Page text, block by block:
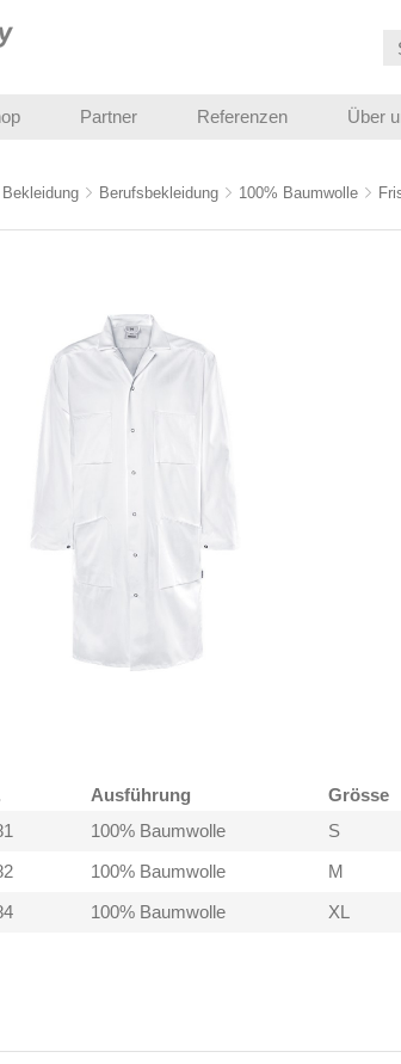
Partner Referenzen Über
Bekleidung Berufsbekleidung 100% Baumwolle
Ausführung Grösse
100% Baumwolle S
100% Baumwolle M
100% Baumwolle XL